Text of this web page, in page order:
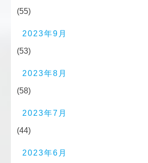
(55)
2023年9月
(53)
2023年8月
(58)
2023年7月
(44)
2023年6月